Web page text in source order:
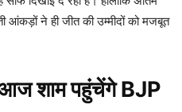
ने ही जीत की उम्मीदों को मजबूत
शाम पहुंचेंगे BJP